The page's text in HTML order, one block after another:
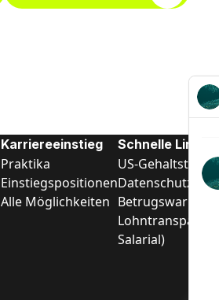
Karriereeinstieg
Praktika
Einstiegspositionen
Alle Möglichkeiten
Schnelle Links
US-
Betrugswarnung
Salarial)